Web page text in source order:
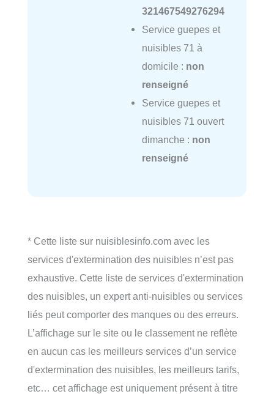
321467549276294
Service guepes et
nuisibles 71 à
domicile : non
renseigné
Service guepes et
nuisibles 71 ouvert
dimanche : non
renseigné
* Cette liste sur nuisiblesinfo.com avec les
services d'extermination des nuisibles n’est pas
exhaustive. Cette liste de services d'extermination
des nuisibles, un expert anti-nuisibles ou services
liés peut comporter des manques ou des erreurs.
L’affichage sur le site ou le classement ne reflète
en aucun cas les meilleurs services d’un service
d'extermination des nuisibles, les meilleurs tarifs,
etc… cet affichage est uniquement présent à titre